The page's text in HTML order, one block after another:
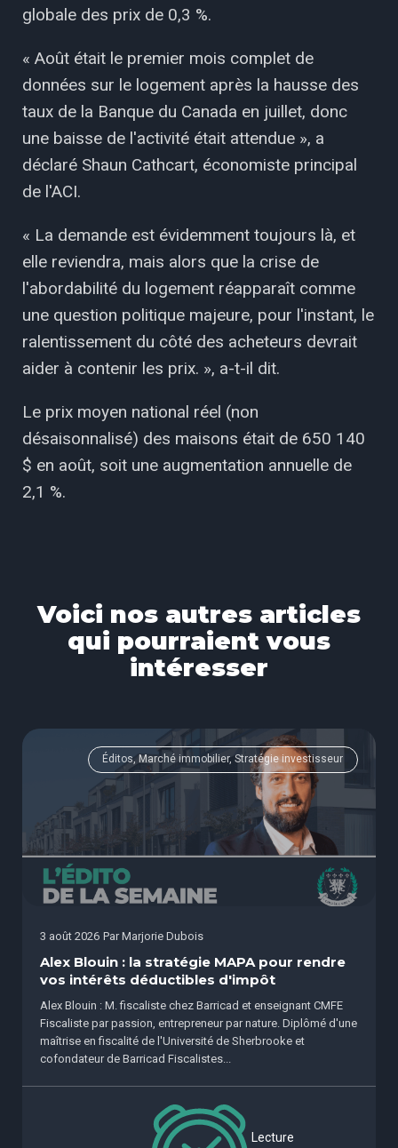
globale des prix de 0,3 %.
« Août était le premier mois complet de
données sur le logement après la hausse des
taux de la Banque du Canada en juillet, donc
une baisse de l'activité était attendue », a
déclaré Shaun Cathcart, économiste principal
de l'ACI.
« La demande est évidemment toujours là, et
elle reviendra, mais alors que la crise de
l'abordabilité du logement réapparaît comme
une question politique majeure, pour l'instant, le
ralentissement du côté des acheteurs devrait
aider à contenir les prix. », a-t-il dit.
Le prix moyen national réel (non
désaisonnalisé) des maisons était de 650 140
$ en août, soit une augmentation annuelle de
2,1 %.
Voici nos autres articles
qui pourraient vous
intéresser
Éditos, Marché immobilier, Stratégie investisseur
3 août 2026 Par Marjorie Dubois
Alex Blouin : la stratégie MAPA pour rendre
vos intérêts déductibles d'impôt
Alex Blouin : M. fiscaliste chez Barricad et enseignant CMFE
Fiscaliste par passion, entrepreneur par nature. Diplômé d'une
maîtrise en fiscalité de l'Université de Sherbrooke et
cofondateur de Barricad Fiscalistes...
Lecture